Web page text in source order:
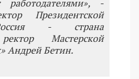
работодателями», -
Президентской
- страна
Мастерской
Андрей Бетин.